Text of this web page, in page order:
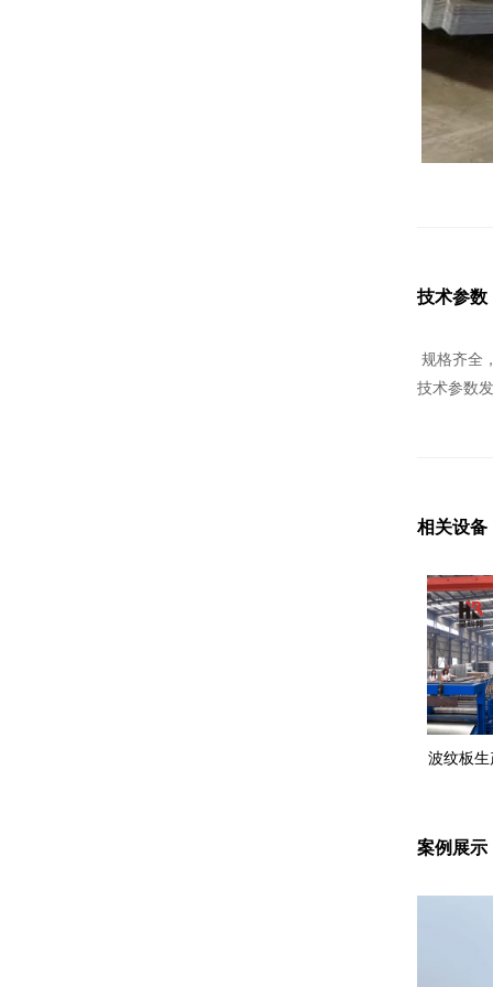
技术参数
规格齐全
技术参数
相关设备
波纹板
案例展示